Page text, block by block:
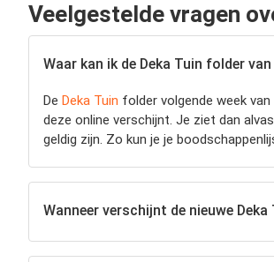
Veelgestelde vragen
Waar kan ik de Deka Tuin folder
De Deka Tuin folder volgende week
deze online verschijnt. Je ziet dan
geldig zijn. Zo kun je je
Wanneer verschijnt de nieuwe